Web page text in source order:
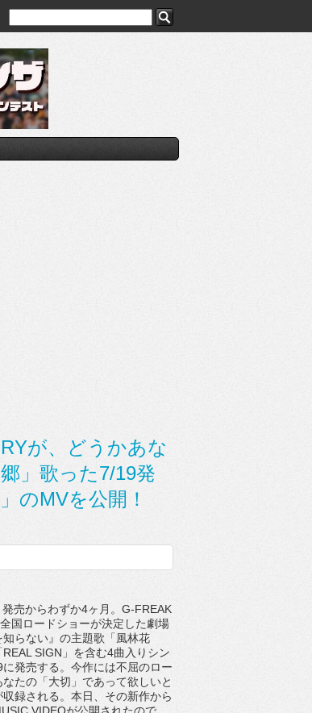
が、どうかあな
」歌った7/19発
のMVを公開！
売からわずか4ヶ月。G-FREAK
国ロードショーが決定した劇場
らない』の主題歌「風林花
SIGN」を含む4曲入りシン
発売する。今作には不屈のロー
たの「大切」であって欲しいと
録される。本日、その新作から